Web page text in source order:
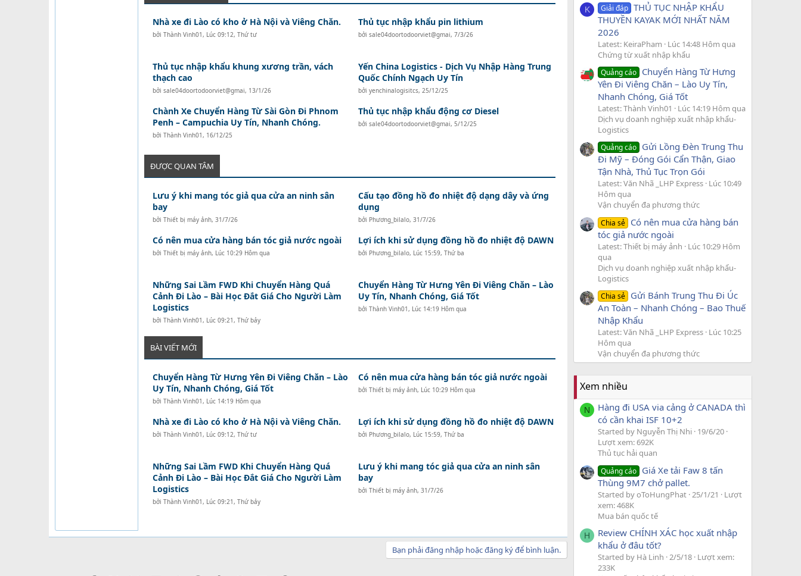
Nhà xe đi Lào có kho ở Hà Nội và Viêng Chăn.
bởi Thành Vinh01, Lúc 09:12, Thứ tư
Thủ tục nhập khẩu pin lithium
bởi sale04doortodoorviet@gmai, 7/3/26
Thủ tục nhập khẩu khung xương trần, vách
thạch cao
bởi sale04doortodoorviet@gmai, 13/1/26
Yến China Logistics - Dịch Vụ Nhập Hàng Trung
Quốc Chính Ngạch Uy Tín
bởi yenchinalogisitcs, 25/12/25
Chành Xe Chuyển Hàng Từ Sài Gòn Đi Phnom
Penh – Campuchia Uy Tín, Nhanh Chóng.
bởi Thành Vinh01, 16/12/25
Thủ tục nhập khẩu động cơ Diesel
bởi sale04doortodoorviet@gmai, 5/12/25
ĐƯỢC QUAN TÂM
Lưu ý khi mang tóc giả qua cửa an ninh sân
bay
bởi Thiết bị máy ảnh, 31/7/26
Cấu tạo đồng hồ đo nhiệt độ dạng dây và ứng
dụng
bởi Phương_bilalo, 31/7/26
Có nên mua cửa hàng bán tóc giả nước ngoài
bởi Thiết bị máy ảnh, Lúc 10:29 Hôm qua
Lợi ích khi sử dụng đồng hồ đo nhiệt độ DAWN
bởi Phương_bilalo, Lúc 15:59, Thứ ba
Những Sai Lầm FWD Khi Chuyển Hàng Quá
Cảnh Đi Lào – Bài Học Đắt Giá Cho Người Làm
Logistics
bởi Thành Vinh01, Lúc 09:21, Thứ bảy
Chuyển Hàng Từ Hưng Yên Đi Viêng Chăn – Lào
Uy Tín, Nhanh Chóng, Giá Tốt
bởi Thành Vinh01, Lúc 14:19 Hôm qua
BÀI VIẾT MỚI
Chuyển Hàng Từ Hưng Yên Đi Viêng Chăn – Lào
Uy Tín, Nhanh Chóng, Giá Tốt
bởi Thành Vinh01, Lúc 14:19 Hôm qua
Có nên mua cửa hàng bán tóc giả nước ngoài
bởi Thiết bị máy ảnh, Lúc 10:29 Hôm qua
Nhà xe đi Lào có kho ở Hà Nội và Viêng Chăn.
bởi Thành Vinh01, Lúc 09:12, Thứ tư
Lợi ích khi sử dụng đồng hồ đo nhiệt độ DAWN
bởi Phương_bilalo, Lúc 15:59, Thứ ba
Những Sai Lầm FWD Khi Chuyển Hàng Quá
Cảnh Đi Lào – Bài Học Đắt Giá Cho Người Làm
Logistics
bởi Thành Vinh01, Lúc 09:21, Thứ bảy
Lưu ý khi mang tóc giả qua cửa an ninh sân
bay
bởi Thiết bị máy ảnh, 31/7/26
Bạn phải đăng nhập hoặc đăng ký để bình luận.
K Giải đáp THỦ TỤC NHẬP KHẨU
THUYỀN KAYAK MỚI NHẤT NĂM
2026
Latest: KeiraPham
Lúc 14:48 Hôm qua
Chứng từ xuất nhập khẩu
Quảng cáo Chuyển Hàng Từ Hưng
Yên Đi Viêng Chăn – Lào Uy Tín,
Nhanh Chóng, Giá Tốt
Latest: Thành Vinh01
Lúc 14:19 Hôm qua
Dịch vụ doanh nghiệp xuất nhập khẩu-
Logistics
Quảng cáo Gửi Lồng Đèn Trung Thu
Đi Mỹ – Đóng Gói Cẩn Thận, Giao
Tận Nhà, Thủ Tục Trọn Gói
Latest: Văn Nhã _LHP Express Lúc 10:49
Hôm qua
Vận chuyển đa phương thức
Chia sẻ Có nên mua cửa hàng bán
tóc giả nước ngoài
Latest: Thiết bị máy ảnh
Lúc 10:29 Hôm
qua
Dịch vụ doanh nghiệp xuất nhập khẩu-
Logistics
Chia sẻ Gửi Bánh Trung Thu Đi Úc
An Toàn – Nhanh Chóng – Bao Thuế
Nhập Khẩu
Latest: Văn Nhã _LHP Express Lúc 10:25
Hôm qua
Vận chuyển đa phương thức
Xem nhiều
N
Hàng đi USA via cảng ở CANADA thì
có cần khai ISF 10+2
Started by Nguyễn Thị Nhi 19/6/20
Lượt xem: 692K
Thủ tục hải quan
Quảng cáo Giá Xe tải Faw 8 tấn
Thùng 9M7 chở pallet.
Started by oToHungPhat 25/1/21
Lượt
xem: 468K
Mua bán quốc tế
H
Review CHÍNH XÁC học xuất nhập
khẩu ở đâu tốt?
Started by Hà Linh 2/5/18 Lượt xem:
233K